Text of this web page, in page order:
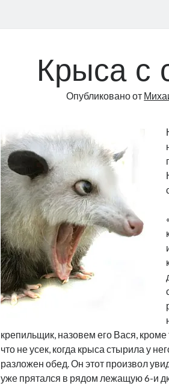
Крыса с
Опубликовано от
крепильщик, назовем его Вася, кроме
что не усек, когда крыса стырила у
разложен обед. Он этот произвол
уже прятался в рядом лежащую 6-и